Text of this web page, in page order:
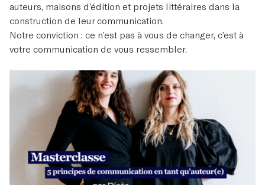
auteurs, maisons d’édition et projets littéraires dans la
construction de leur communication.
Notre conviction : ce n’est pas à vous de changer, c’est à
votre communication de vous ressembler.